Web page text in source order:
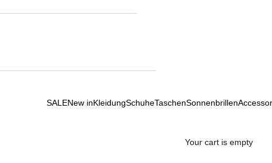
SALENew inKleidungSchuheTaschenSonnenbrillen
Your cart is empty